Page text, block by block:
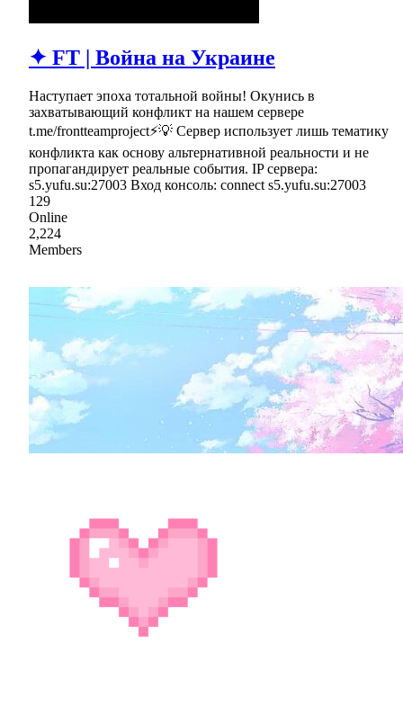
✦ FT | Война на Украине
Наступает эпоха тотальной войны! Окунись в
захватывающий конфликт на нашем сервере
t.me/frontteamproject⚡💡 Сервер использует лишь тематику
конфликта как основу альтернативной реальности и не
пропагандирует реальные события. IP сервера:
s5.yufu.su:27003 Вход консоль: connect s5.yufu.su:27003
129
Online
2,224
Members